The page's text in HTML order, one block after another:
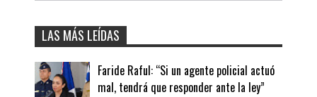
LAS MÁS LEÍDAS
Faride Raful: “Si un agente policial actuó
mal, tendrá que responder ante la ley”